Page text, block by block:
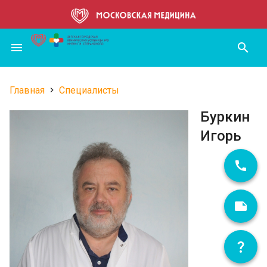
основному
содержанию
menu search
Строка
Главная Специалисты
Буркин
Игорь